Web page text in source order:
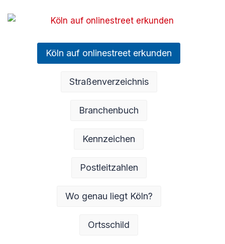
Köln auf onlinestreet erkunden
Straßenverzeichnis
Branchenbuch
Kennzeichen
Postleitzahlen
Wo genau liegt Köln?
Ortsschild